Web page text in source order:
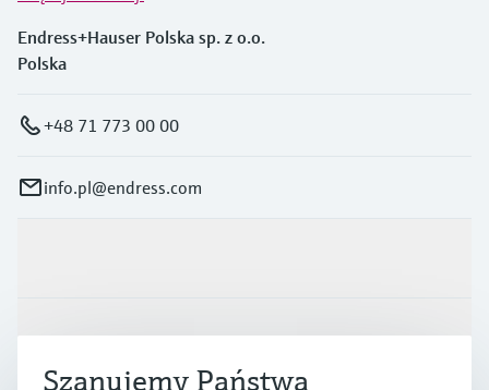
Endress+Hauser Polska sp. z o.o.
Polska
+48 71 773 00 00
info.pl@endress.com
Przemysł
Szanujemy Państwa